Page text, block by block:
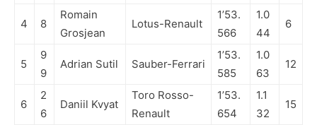
4 8
Romain
Grosjean
Lotus-Renault
1’53.
566
1.0
44
6
5
9
9
Adrian Sutil Sauber-Ferrari
1’53.
585
1.0
63
12
6
2
6
Daniil Kvyat
Toro Rosso-
Renault
1’53.
654
1.1
32
15